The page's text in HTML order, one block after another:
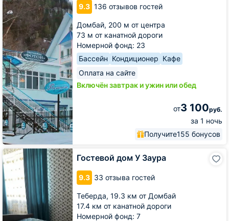
9.3 136 отзывов гостей
Домбай, 200 м от центра
73 м от канатной дороги
Номерной фонд: 23
Бассейн Кондиционер Кафе
Оплата на сайте
Включён завтрак и ужин или обед
от3 100руб.
за 1 ночь
Получите155 бонусов
Гостевой дом У Заура
9.3 33 отзыва гостей
Теберда, 19.3 км от Домбай
17.4 км от канатной дороги
Номерной фонд: 7
Гостевой
дом
У
Заура